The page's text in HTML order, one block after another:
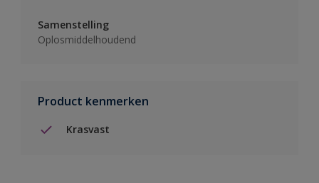
Samenstelling
Oplosmiddelhoudend
Product kenmerken
Krasvast